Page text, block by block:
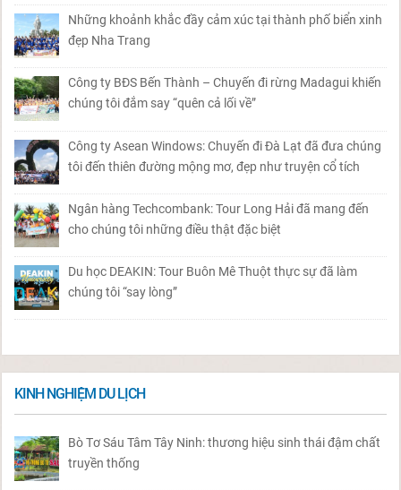
Những khoảnh khắc đầy cảm xúc tại thành phố biển xinh
đẹp Nha Trang
Công ty BĐS Bến Thành – Chuyến đi rừng Madagui khiến
chúng tôi đắm say “quên cả lối về”
Công ty Asean Windows: Chuyến đi Đà Lạt đã đưa chúng
tôi đến thiên đường mộng mơ, đẹp như truyện cổ tích
Ngân hàng Techcombank: Tour Long Hải đã mang đến
cho chúng tôi những điều thật đặc biệt
Du học DEAKIN: Tour Buôn Mê Thuột thực sự đã làm
chúng tôi “say lòng”
KINH NGHIỆM DU LỊCH
Bò Tơ Sáu Tâm Tây Ninh: thương hiệu sinh thái đậm chất
truyền thống